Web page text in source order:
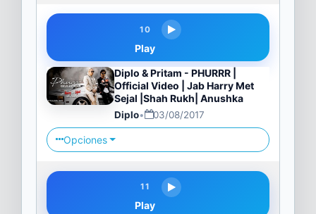
10
Play
Diplo & Pritam - PHURRR |
Official Video | Jab Harry Met
Sejal |Shah Rukh| Anushka
Diplo• 03/08/2017
Opciones
11
Play